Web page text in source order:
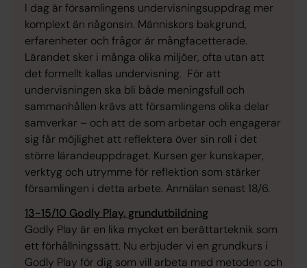
I dag är församlingens undervisningsuppdrag mer
komplext än någonsin. Människors bakgrund,
erfarenheter och frågor är mångfacetterade.
Lärandet sker i många olika miljöer, ofta utan att
det formellt kallas undervisning. För att
undervisningen ska bli både meningsfull och
sammanhållen krävs att församlingens olika delar
samverkar – och att de som arbetar och engagerar
sig får möjlighet att reflektera över sin roll i det
större lärandeuppdraget. Kursen ger kunskaper,
verktyg och utrymme för reflektion som stärker
församlingen i detta arbete. Anmälan senast 18/6.
13-15/10 Godly Play, grundutbildning
Godly Play är en lika mycket en berättarteknik som
ett förhållningssätt. Nu erbjuder vi en grundkurs i
Godly Play för dig som vill arbeta med metoden och